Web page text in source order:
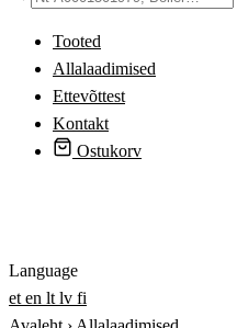
Tooted
Allalaadimised
Ettevõttest
Kontakt
Ostukorv
Language
et en lt lv fi